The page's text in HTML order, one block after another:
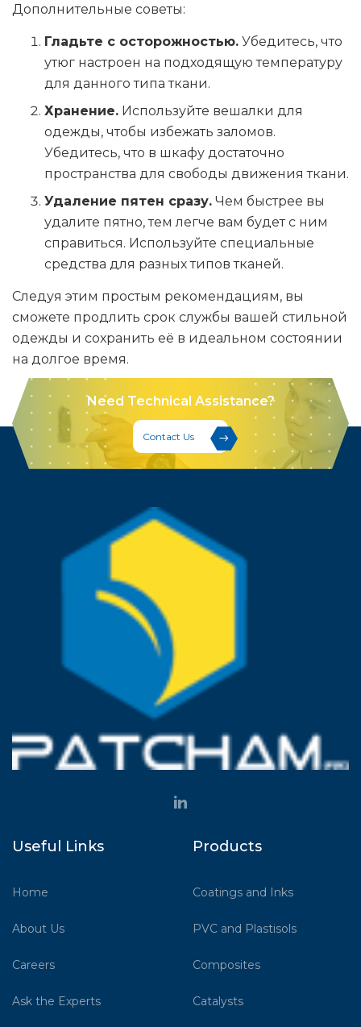
Дополнительные советы:
Гладьте с осторожностью. Убедитесь, что
утюг настроен на подходящую температуру
для данного типа ткани.
Хранение. Используйте вешалки для
одежды, чтобы избежать заломов.
Убедитесь, что в шкафу достаточно
пространства для свободы движения ткани.
Удаление пятен сразу. Чем быстрее вы
удалите пятно, тем легче вам будет с ним
справиться. Используйте специальные
средства для разных типов тканей.
Следуя этим простым рекомендациям, вы
сможете продлить срок службы вашей стильной
одежды и сохранить её в идеальном состоянии
на долгое время.
Need Technical Assistance?
Contact Us
Useful Links
Home
About Us
Careers
Ask the Experts
Products
Coatings and Inks
PVC and Plastisols
Composites
Catalysts